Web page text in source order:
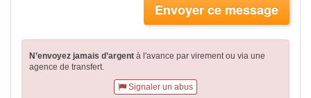
Envoyer ce message
N’envoyez jamais d’argent à l'avance par virementou via une
agence de transfert.
Signaler un abus